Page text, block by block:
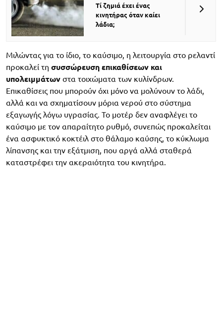
Τί ζημιά έχει ένας
κινητήρας όταν καίει
λάδια;
Μιλώντας για το ίδιο, το καύσιμο, η λειτουργία στο ρελαντί
προκαλεί τη συσσώρευση επικαθίσεων και
υπολειμμάτων στα τοιχώματα των κυλίνδρων.
Επικαθίσεις που μπορούν όχι μόνο να μολύνουν το λάδι,
αλλά και να σχηματίσουν μόρια νερού στο σύστημα
εξαγωγής λόγω υγρασίας. Το μοτέρ δεν αναφλέγει το
καύσιμο με τον απαραίτητο ρυθμό, συνεπώς προκαλείται
ένα ασφυκτικό κοκτέιλ στο θάλαμο καύσης, το κύκλωμα
λίπανσης και την εξάτμιση, που αργά αλλά σταθερά
καταστρέφει την ακεραιότητα του κινητήρα.